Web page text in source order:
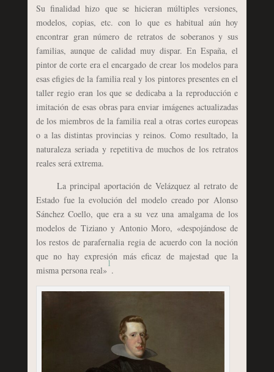
Su finalidad hizo que se hicieran múltiples versiones,
modelos, copias, etc. con lo que es habitual aún hoy
encontrar gran número de retratos de soberanos y sus
familias, aunque de calidad muy dispar. En España, el
pintor de corte era el encargado de crear los modelos para
esas efigies de la familia real y los pintores presentes en el
taller regio eran los que se dedicaba a la reproducción e
imitación de esas obras para enviar imágenes actualizadas
de los miembros de la familia real a otras cortes europeas
o a las distintas provincias y reinos. Como resultado, la
naturaleza seriada y repetitiva de muchos de los retratos
reales será extrema.
La principal aportación de Velázquez al retrato de
Estado fue la evolución del modelo creado por Alonso
Sánchez Coello, que era a su vez una amalgama de los
modelos de Tiziano y Antonio Moro, «despojándose de
los restos de parafernalia regia de acuerdo con la noción
que no hay expresión más eficaz de majestad que la
misma persona real»
1
.